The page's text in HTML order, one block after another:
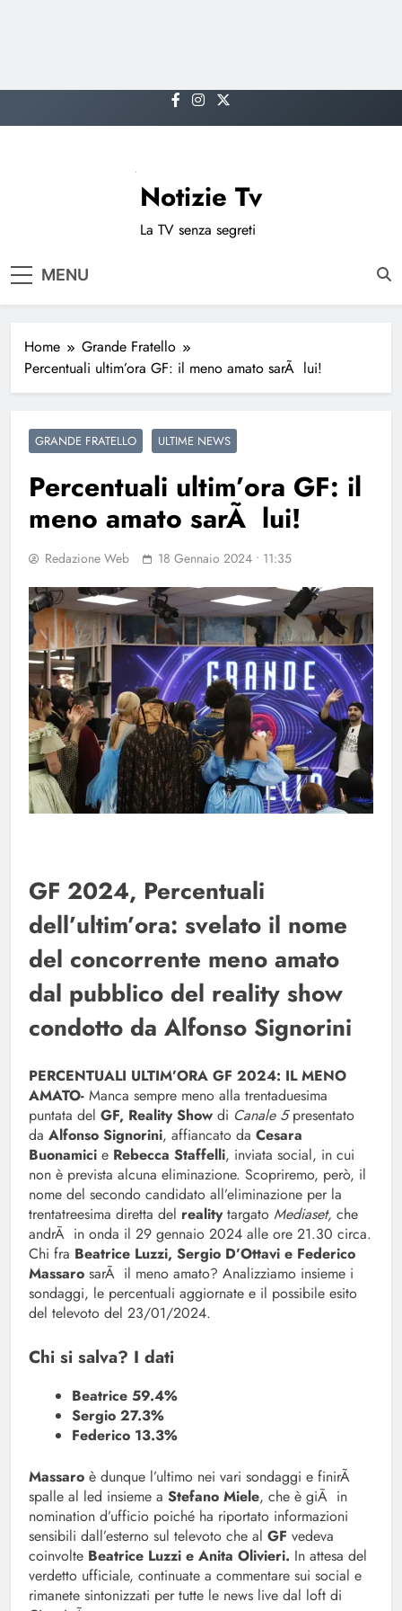
to
Notizie Tv
La TV senza segreti
MENU
Home
Grande Fratello
Percentuali ultim’ora GF: il meno amato sarÃ lui!
GRANDE FRATELLO ULTIME NEWS
Percentuali ultim’ora GF: il
meno amato sarÃ lui!
Redazione Web 18 Gennaio 2024 • 11:35
GF 2024, Percentuali
dell’ultim’ora: svelato il nome
del concorrente meno amato
dal pubblico del reality show
condotto da Alfonso Signorini
PERCENTUALI ULTIM’ORA GF 2024: IL MENO
AMATO- Manca sempre meno alla trentaduesima
puntata del GF, Reality Show di Canale 5presentato
da Alfonso Signorini, affiancato da Cesara
Buonamici e Rebecca Staffelli, inviata social, in cui
non è prevista alcuna eliminazione. Scopriremo, però, il
nome del secondo candidato all’eliminazione per la
trentatreesima diretta del realitytargato Mediaset, che
andrÃ in onda il 29 gennaio 2024 alle ore 21.30 circa.
Chi fra Beatrice Luzzi, Sergio D’Ottavi e Federico
Massaro sarÃ il meno amato? Analizziamo insieme i
sondaggi, le percentuali aggiornate e il possibile esito
del televoto del 23/01/2024.
Chi si salva? I dati
Beatrice 59.4%
Sergio 27.3%
Federico 13.3%
Massaro è dunque l’ultimo nei vari sondaggi e finirÃ
spalle al led insieme a Stefano Miele, che è giÃ in
nomination d’ufficio poiché ha riportato informazioni
sensibili dall’esterno sul televoto che al GF vedeva
coinvolte Beatrice Luzzi e Anita Olivieri. In attesa del
verdetto ufficiale, continuate a commentare sui social e
rimanete sintonizzati per tutte le news live dal loft di